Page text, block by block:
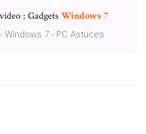
video : Gadgets Windows7
Windows 7 - PC Astuces